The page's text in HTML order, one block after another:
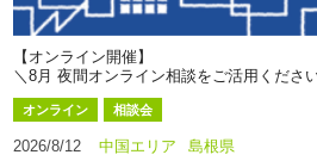
【オンライン開催】
＼8月 夜間オンライン相談をご活用くださ
オンライン 相談会
2026/8/12 中国エリア 島根県